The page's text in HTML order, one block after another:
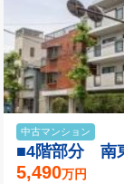
中古マンション
5,490万円